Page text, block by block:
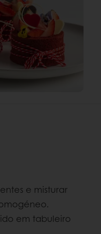
e misturar
em tabuleiro